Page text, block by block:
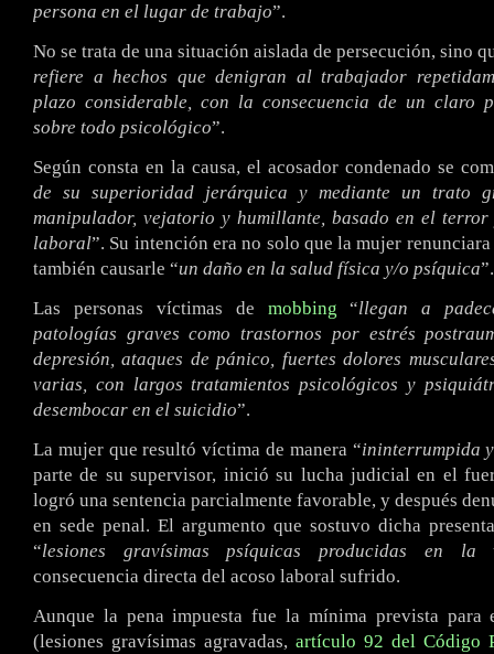
persona en el lugar de trabajo”.
No se trata de una situación aislada de persecución, sino
refiere a hechos que denigran al trabajador
plazo considerable, con la consecuencia de un claro
sobre todo psicológico”.
Según consta en la causa, el acosador condenado se
de su superioridad jerárquica y mediante un trato
manipulador, vejatorio y humillante, basado en el
laboral”. Su intención era no solo que la mujer
también causarle “un daño en la salud física y/o psíquica”.
Las personas víctimas de mobbing“llegan a
patologías graves como trastornos por estrés
depresión, ataques de pánico, fuertes dolores
varias, con largos tratamientos psicológicos y
desembocar en el suicidio”.
La mujer que resultó víctima de manera “ininterrumpida
parte de su supervisor, inició su lucha judicial en el
logró una sentencia parcialmente favorable, y después
en sede penal. El argumento que sostuvo dicha
“lesiones gravísimas psíquicas producidas en la
consecuencia directa del acoso laboral sufrido.
Aunque la pena impuesta fue la mínima prevista para
(lesiones gravísimas agravadas, artículo 92 del Código